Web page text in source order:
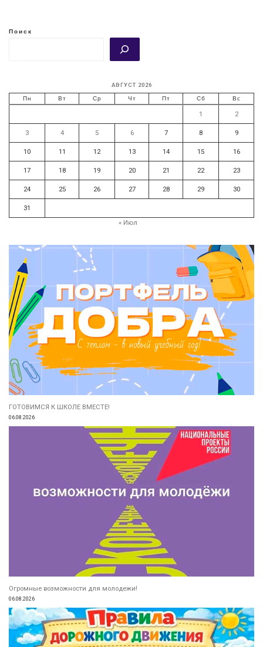
Поиск
АВГУСТ 2026
Пн Вт Ср Чт Пт Сб Вс
1 2
3 4 5 6 7 8 9
10 11 12 13 14 15 16
17 18 19 20 21 22 23
24 25 26 27 28 29 30
31
« Июл
ГОТОВИМСЯ К ШКОЛЕ ВМЕСТЕ!
06.08.2026
Огромные возможности для молодежи!
06.08.2026